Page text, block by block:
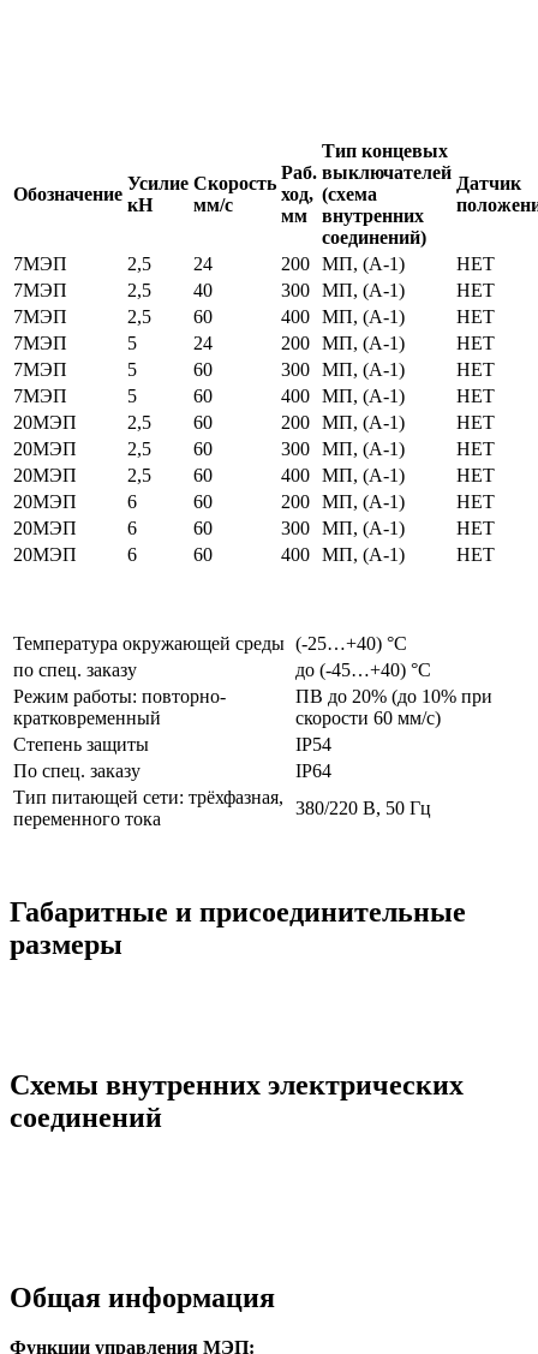
Обозначение
Усилие
кН
Скорость
мм/с
Раб.
ход,
мм
Тип концевых
выключателей
(схема
внутренних
соединений)
Датчик
7МЭП 2,5 24 200 МП, (А-1)
НЕТ
7МЭП
2,5 40 300 МП, (А-1)
НЕТ
7МЭП
2,5 60 400 МП, (А-1)
НЕТ
7МЭП
5 24 200 МП, (А-1)
НЕТ
7МЭП
5 60 300 МП, (А-1)
НЕТ
7МЭП
5 60 400 МП, (А-1)
НЕТ
20МЭП
2,5 60 200 МП, (А-1)
НЕТ
20МЭП
2,5 60 300 МП, (А-1)
НЕТ
20МЭП
2,5 60 400 МП, (А-1)
НЕТ
20МЭП
6 60 200 МП, (А-1)
НЕТ
20МЭП
6 60 300 МП, (А-1)
НЕТ
20МЭП
6 60 400 МП, (А-1) НЕТ
Температура окружающей среды (-25…+40) °С
по спец. заказу
до (-45…+40) °С
Режим работы: повторно-
кратковременный
ПВ до 20% (до 10% при
скорости 60 мм/с)
Степень защиты
IP54
По спец. заказу
IP64
Тип питающей сети: трёхфазная,
переменного тока
380/220 В, 50 Гц
Габаритные и присоединительные
размеры
Схемы внутренних электрических
соединений
Общая информация
Функции управления МЭП: